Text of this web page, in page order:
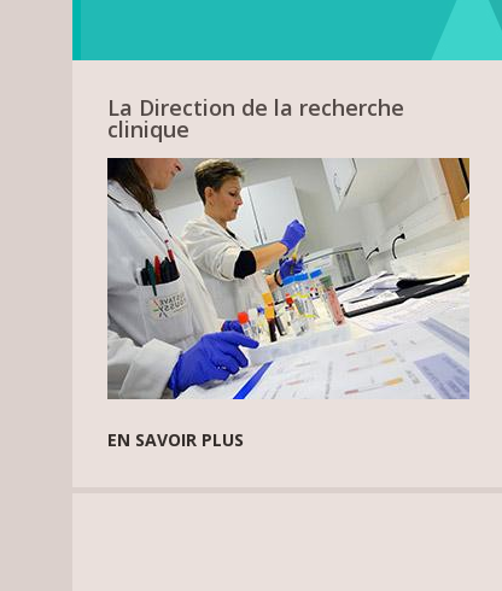
La Direction de la recherche
clinique
EN SAVOIR PLUS